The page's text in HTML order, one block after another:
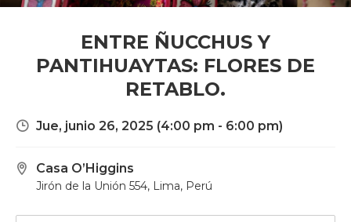
ENTRE ÑUCCHUS Y
PANTIHUAYTAS: FLORES DE
RETABLO.
Jue, junio 26, 2025 (4:00 pm - 6:00 pm)
Casa O’Higgins
Jirón de la Unión 554, Lima, Perú